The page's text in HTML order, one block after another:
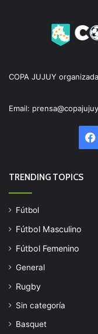
COPA JUJUY
Email:
TRENDING TOPICS
Fútbol
Fútbol Masculino
Fútbol Femenino
General
Rugby
Sin categoría
Basquet